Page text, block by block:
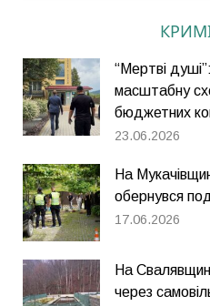
“Мертві
масштабну
бюджетних
23.06.2026
На
обернувся
17.06.2026
На
через